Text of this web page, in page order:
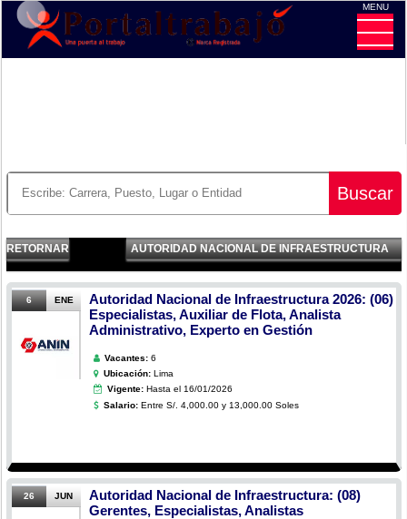
MENU
Buscar
RETORNAR AUTORIDAD NACIONAL DE INFRAESTRUCTURA
6 ENE
Autoridad Nacional de Infraestructura 2026: (06)
Especialistas, Auxiliar de Flota, Analista
Administrativo, Experto en Gestión
Vacantes: 6
Ubicación: Lima
Vigente: Hasta el 16/01/2026
Salario: Entre S/. 4,000.00 y 13,000.00 Soles
26 JUN
Autoridad Nacional de Infraestructura: (08)
Gerentes, Especialistas, Analistas